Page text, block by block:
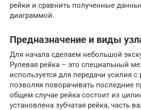
рейки и сравнить полученные
диаграммой.
Предназначение и виды
Для начала сделаем небольшой
Рулевая рейка – это специальный
используется для передачи усилия с
позволяя поворачивать последние
общем случае рейка состоит из
установлена зубчатая рейка, часть